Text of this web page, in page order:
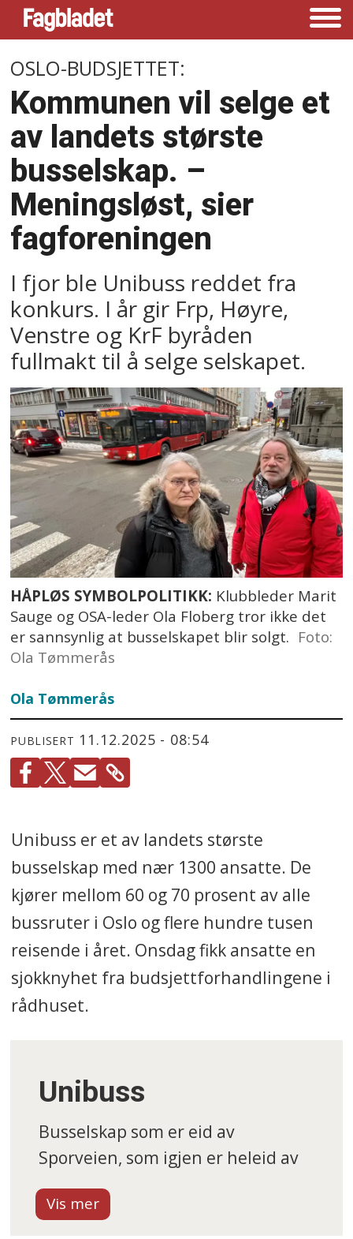
OSLO-BUDSJETTET:
Kommunen vil selge et
av landets største
busselskap. –
Meningsløst, sier
fagforeningen
I fjor ble Unibuss reddet fra
konkurs. I år gir Frp, Høyre,
Venstre og KrF byråden
fullmakt til å selge selskapet.
HÅPLØS SYMBOLPOLITIKK: Klubbleder Marit
Sauge og OSA-leder Ola Floberg tror ikke det
er sannsynlig at busselskapet blir solgt. Foto:
Ola Tømmerås
Ola Tømmerås
PUBLISERT 11.12.2025 - 08:54
Unibuss er et av landets største
busselskap med nær 1300 ansatte. De
kjører mellom 60 og 70 prosent av alle
bussruter i Oslo og flere hundre tusen
reisende i året. Onsdag fikk ansatte en
sjokknyhet fra budsjettforhandlingene i
rådhuset.
Unibuss
Busselskap som er eid av
Sporveien, som igjen er heleid av
Oslo kommune.
Et av landets største busselskap